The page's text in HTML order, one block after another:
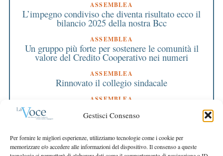
Gestisci Consenso
Per fornire le migliori esperienze, utilizziamo tecnologie come i cookie per
memorizzare e/o accedere alle informazioni del dispositivo. Il consenso a queste
ASSEMBLEA
L’impegno condiviso che diventa risultato ecco il
bilancio 2025 della nostra Bcc
ASSEMBLEA
Un gruppo più forte per sostenere le comunità il
valore del Credito Cooperativo nei numeri
ASSEMBLEA
Rinnovato il collegio sindacale
ASSEMBLEA
Bilancio approvato all’unanimità e 2 milioni
destinati al territorio
EDITORIALE DIRETTORE
Crescere restando riconoscibili